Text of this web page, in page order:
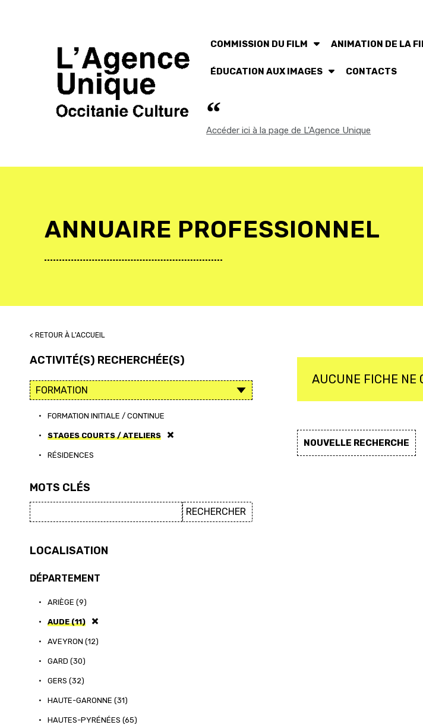
COMMISSION DU FILM ANIMATION DE LA
ÉDUCATION AUX IMAGES CONTACTS
Accéder ici à la page de L'Agence Unique
ANNUAIRE PROFESSIONNEL
< RETOUR À L'ACCUEIL
ACTIVITÉ(S) RECHERCHÉE(S)
• FORMATION INITIALE / CONTINUE
• STAGES COURTS / ATELIERS
• RÉSIDENCES
MOTS CLÉS
LOCALISATION
DÉPARTEMENT
• ARIÈGE (9)
• AUDE (11)
• AVEYRON (12)
• GARD (30)
• GERS (32)
• HAUTE-GARONNE (31)
• HAUTES-PYRÉNÉES (65)
AUCUNE FICHE NE
NOUVELLE RECHERCHE